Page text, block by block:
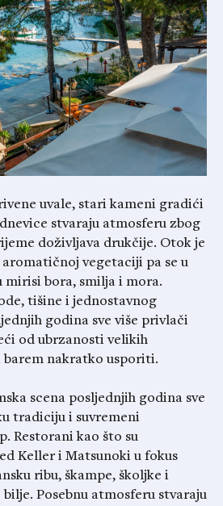
uvale, stari kameni gradići
stvaraju atmosferu zbog
doživljava drukčije. Otok je
vegetaciji pa se u
mirisi bora, smilja i mora.
tišine i jednostavnog
godina sve više privlači
od ubrzanosti velikih
nakratko usporiti.
scena posljednjih godina sve
tradiciju i suvremeni
Restorani kao što su
Keller i Matsunoki u fokus
ribu, škampe, školjke i
Posebnu atmosferu stvaraju